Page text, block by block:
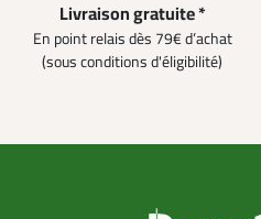
Livraison gratuite *
En point relais dès 79€ d’achat
(sous conditions d'éligibilité)